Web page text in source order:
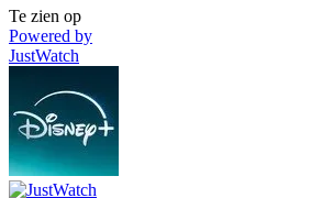
Te zien op
Powered by
JustWatch